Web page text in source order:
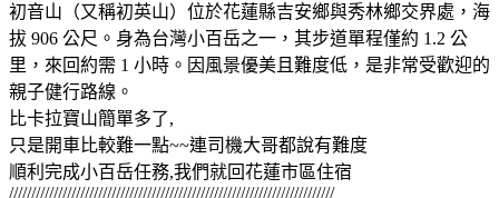
初音山（又稱初英山）位於花蓮縣吉安鄉與秀林鄉交界處，海
拔 906 公尺。身為台灣小百岳之一，其步道單程僅約 1.2 公
里，來回約需 1 小時。因風景優美且難度低，是非常受歡迎的
親子健行路線。
比卡拉寶山簡單多了,
只是開車比較難一點~~連司機大哥都說有難度
順利完成小百岳任務,我們就回花蓮市區住宿
/////////////////////////////////////////////////////////////////////////